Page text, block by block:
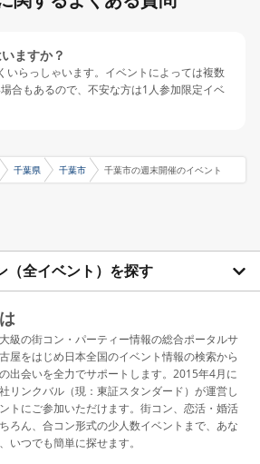
ますか？
いらっしゃいます。イベントによっては複数
合もあるので、不安な方は1人参加限定イベ
千葉県 千葉市 千葉市の週末開催のイベント
（全イベント）を探す
級の街コン・パーティー情報の総合ポータルサ
屋をはじめ日本全国のイベント情報の検索から
出会いを全力でサポートします。2015年4月に
リンクバル（現：東証スタンダード）が運営し
トにご参加いただけます。街コン、恋活・婚活
ろん、合コン形式の少人数イベントまで、あな
いつでも簡単に探せます。